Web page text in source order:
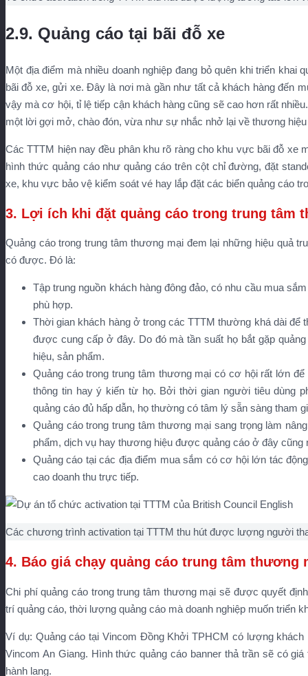
2.9. Quảng cáo tại bãi đỗ xe
Một địa điểm mà nhiều doanh nghiệp đang bỏ quên khi triển
bãi đỗ xe, gửi xe. Đây là nơi mà gần như tất cả khách hàng đến
vậy mà cơ hội, tỉ lệ tiếp cận khách hàng cũng sẽ cao hơn rất
một lời gợi mở, chào đón, vừa như sự nhắc nhở lại về thương
Các TTTM hiện nay đều phân khu rõ ràng cho khu vực bãi đỗ xe
hình thức quảng cáo như quảng cáo trên cột chỉ đường, đặt
xe, khu vực bảo vệ kiểm soát vé hay lắp đặt các biển quảng cáo
3. Lợi ích khi đặt quảng cáo trong trung tâm
Quảng cáo trong trung tâm thương mại đem lại những hiệu quả
có được. Đó là:
Tập trung nguồn khách hàng đông đảo, có nhu cầu mua
phù hợp.
Thời gian khách hàng ở trong các TTTM thường khá dài để
được cung cấp ở đây. Do đó mà tần suất họ bắt gặp
hiệu, sản phẩm.
Quảng cáo trong trung tâm thương mại có cơ hội rất lớn
thông tin hay ý kiến từ họ. Bởi thời gian người tiêu dùng
quảng cáo đủ hấp dẫn, họ thường có tâm lý sẵn sàng tham
Quảng cáo trong trung tâm thương mại sang trọng làm
phẩm, dịch vụ hay thương hiệu được quảng cáo ở đây
Quảng cáo tại các địa điểm mua sắm có cơ hội lớn tác
cao doanh thu trực tiếp.
Các chương trình activation tại TTTM thu hút được lượng người
4. Báo giá chạy quảng cáo trung tâm thương
Chi phí quảng cáo trong trung tâm thương mại sẽ được quyết
trí quảng cáo, thời lượng quảng cáo mà doanh nghiệp muốn triển
Ví dụ: Quảng cáo tại Vincom Đồng Khởi TPHCM có lượng
Vincom An Giang. Hình thức quảng cáo banner thả trần sẽ có
hành lang.